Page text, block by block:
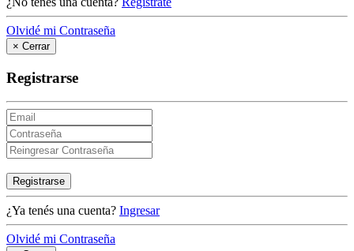
Olvidé mi Contraseña
× Cerrar
Registrarse
Registrarse
¿Ya tenés una cuenta? Ingresar
Olvidé mi Contraseña